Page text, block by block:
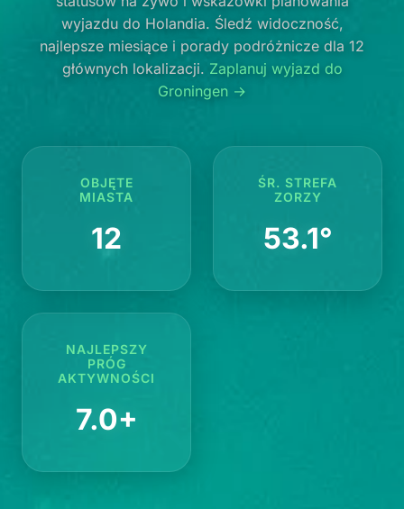
wyjazdu do Holandia. Śledź widoczność,
najlepsze miesiące i porady podróżnicze dla 12
głównych lokalizacji. Zaplanuj wyjazd do
Groningen →
OBJĘTE
MIASTA
12
ŚR. STREFA
ZORZY
53.1°
NAJLEPSZY
PRÓG
AKTYWNOŚCI
7.0+